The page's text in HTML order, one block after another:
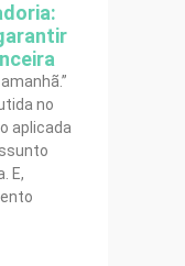
no
aplicada
E,